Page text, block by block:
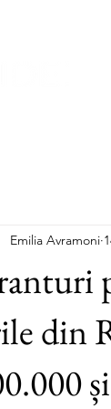
din
Emilia Avramoni